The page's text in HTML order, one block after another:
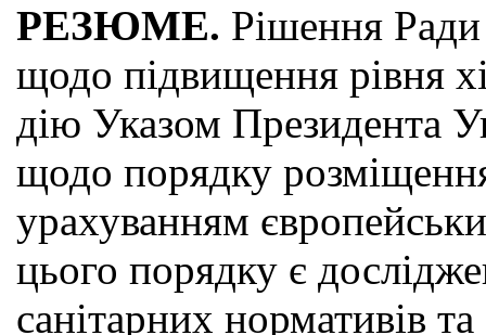
РЕЗЮМЕ. Рішення Ради
щодо підвищення рівня
дію Указом Президента
щодо порядку
урахуванням
цього порядку є
санітарних нормативів